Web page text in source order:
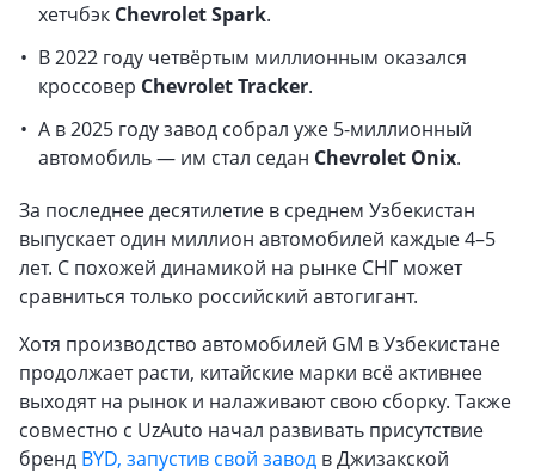
хетчбэк Chevrolet Spark.
В 2022 году четвёртым миллионным оказался
кроссовер Chevrolet Tracker.
А в 2025 году завод собрал уже 5-миллионный
автомобиль — им стал седан Chevrolet Onix.
За последнее десятилетие в среднем Узбекистан
выпускает один миллион автомобилей каждые 4–5
лет. С похожей динамикой на рынке СНГ может
сравниться только российский автогигант.
Хотя производство автомобилей GM в Узбекистане
продолжает расти, китайские марки всё активнее
выходят на рынок и налаживают свою сборку. Также
совместно с UzAuto начал развивать присутствие
бренд BYD, запустив свой завод в Джизакской